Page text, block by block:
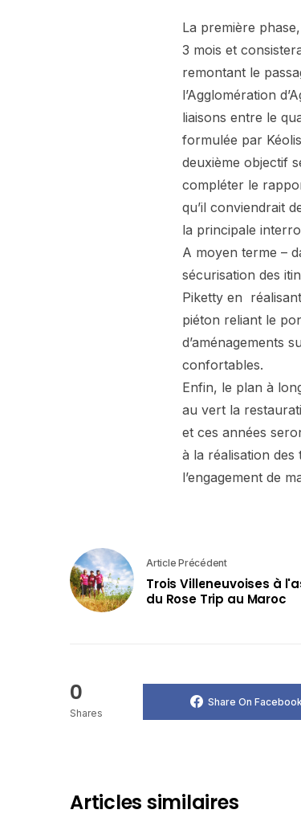
La première
3 mois et
remontant le
l’Agglomération
liaisons entre le
formulée par
deuxième objectif
compléter le
qu’il conviendrait
la principale
A moyen terme –
sécurisation des
Piketty en
piéton reliant le
d’aménagements
confortables.
Enfin, le plan à
au vert la
et ces années
à la réalisation
l’engagement de
Article Précédent
Trois Villeneuvoises à
du Rose Trip au Maroc
0
Shares
Share On Facebook
Articles similaires